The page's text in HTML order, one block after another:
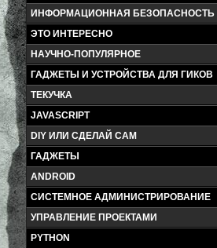
ИНФОРМАЦИОННАЯ БЕЗОПАСНОСТЬ
ЭТО ИНТЕРЕСНО
НАУЧНО-ПОПУЛЯРНОЕ
ГАДЖЕТЫ И УСТРОЙСТВА ДЛЯ ГИКОВ
ТЕКУЧКА
JAVASCRIPT
DIY ИЛИ СДЕЛАЙ САМ
ГАДЖЕТЫ
ANDROID
СИСТЕМНОЕ АДМИНИСТРИРОВАНИЕ
УПРАВЛЕНИЕ ПРОЕКТАМИ
PYTHON